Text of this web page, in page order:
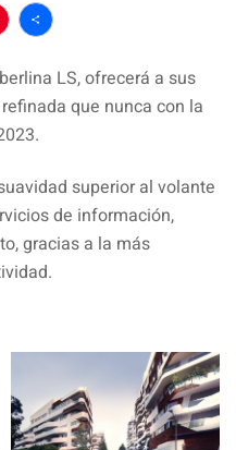
Compartir
LS, ofrecerá a sus
que nunca con la
superior al volante
de información,
gracias a la más